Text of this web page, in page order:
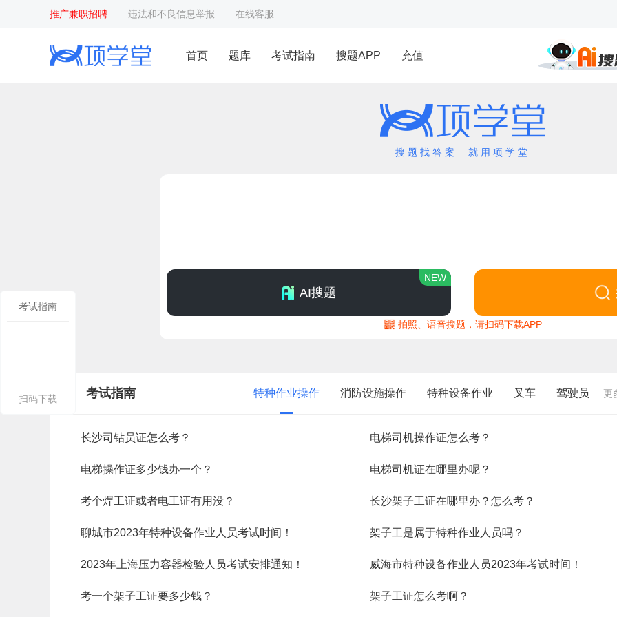
推广兼职招聘 违法和不良信息举报 在线客服
首页 题库 考试指南 搜题APP 充值
搜题找答案 就用项学堂
AI搜题
NEW
拍照、语音搜题，请扫码下载APP
考试指南 特种作业操作 消防设施操作 特种设备作业 叉车 驾驶员 更
长沙司钻员证怎么考？ 电梯司机操作证怎么考？
电梯操作证多少钱办一个？ 电梯司机证在哪里办呢？
考个焊工证或者电工证有用没？ 长沙架子工证在哪里办？怎么考？
聊城市2023年特种设备作业人员考试时间！ 架子工是属于特种作业人员吗？
2023年上海压力容器检验人员考试安排通知！ 威海市特种设备作业人员2023年考试时间！
考一个架子工证要多少钱？ 架子工证怎么考啊？
考试指南
扫码下载